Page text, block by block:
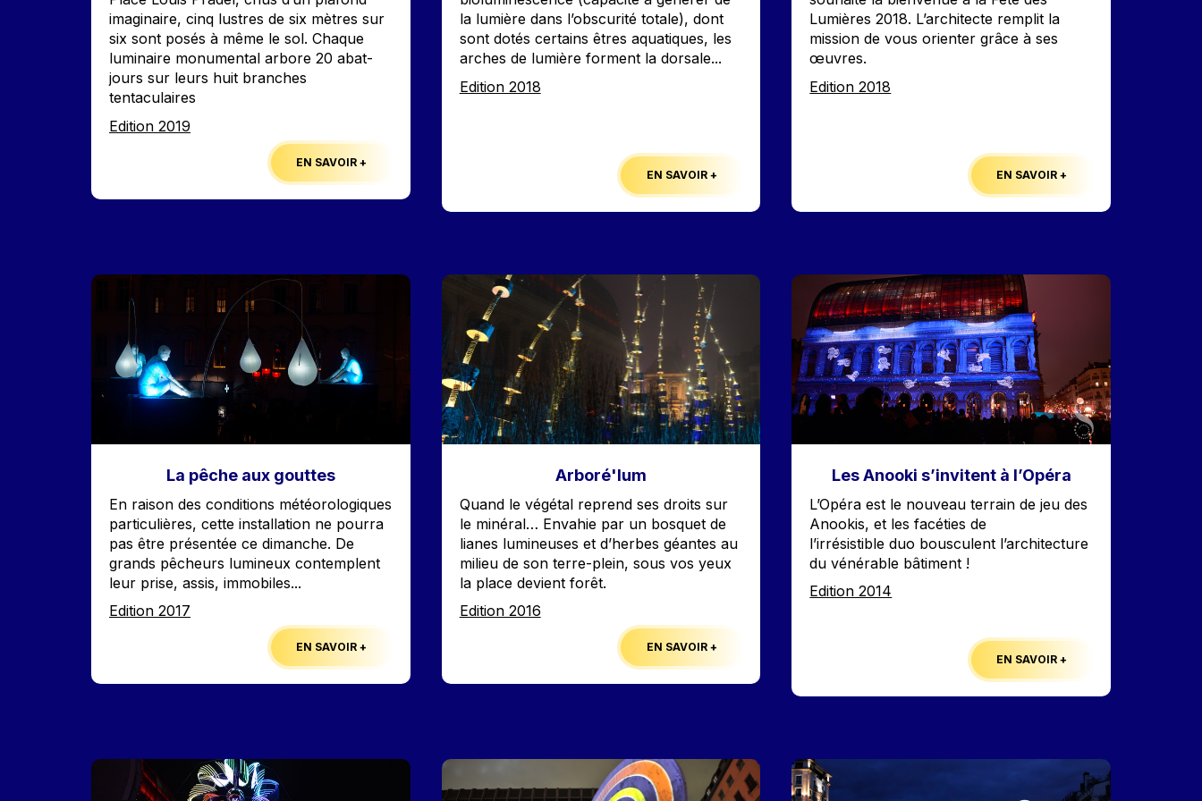
imaginaire, cinq lustres de six mètres sur
six sont posés à même le sol. Chaque
luminaire monumental arbore 20 abat-
jours sur leurs huit branches
tentaculaires
Edition
Edition 2019
EN SAVOIR +
la lumière dans l’obscurité totale), dont
sont dotés certains êtres aquatiques, les
arches de lumière forment la dorsale...
Edition
Edition 2018
EN SAVOIR +
Lumières 2018. L’architecte remplit la
mission de vous orienter grâce à ses
œuvres.
Edition
Edition 2018
EN SAVOIR +
Image
La pêche aux gouttes
Accroche
En raison des conditions météorologiques
particulières, cette installation ne pourra
pas être présentée ce dimanche. De
grands pêcheurs lumineux contemplent
leur prise, assis, immobiles...
Edition
Edition 2017
EN SAVOIR +
Image
Arboré'lum
Accroche
Quand le végétal reprend ses droits sur
le minéral… Envahie par un bosquet de
lianes lumineuses et d’herbes géantes au
milieu de son terre-plein, sous vos yeux
la place devient forêt.
Edition
Edition 2016
EN SAVOIR +
Image
Les Anooki s’invitent à l’Opéra
Accroche
L’Opéra est le nouveau terrain de jeu des
Anookis, et les facéties de
l’irrésistible duo bousculent l’architecture
du vénérable bâtiment !
Edition
Edition 2014
EN SAVOIR +
Image Image Image